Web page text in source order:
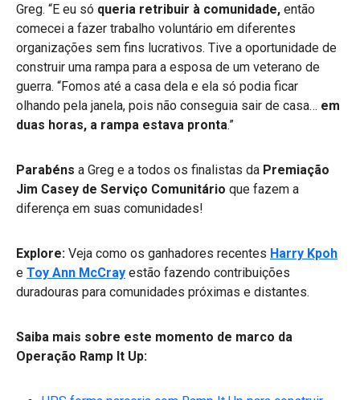
Greg. “E eu só queria retribuir à comunidade, então
comecei a fazer trabalho voluntário em diferentes
organizações sem fins lucrativos. Tive a oportunidade de
construir uma rampa para a esposa de um veterano de
guerra. “Fomos até a casa dela e ela só podia ficar
olhando pela janela, pois não conseguia sair de casa… em
duas horas, a rampa estava pronta.”
Parabéns a Greg e a todos os finalistas da Premiação
Jim Casey de Serviço Comunitário que fazem a
diferença em suas comunidades!
Explore: Veja como os ganhadores recentes Harry Kpoh
e Toy Ann McCray estão fazendo contribuições
duradouras para comunidades próximas e distantes.
Saiba mais sobre este momento de marco da
Operação Ramp It Up: